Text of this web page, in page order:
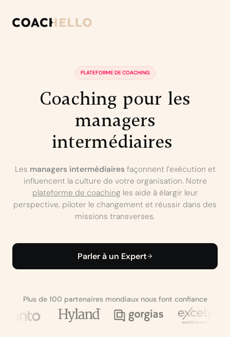
PLATEFORME DE COACHING
Coaching pour les
managers
intermédiaires
Les managers intermédiairesfaçonnent l’exécution et
influencent la culture de votre organisation. Notre
plateforme de coaching les aide à élargir leur
perspective, piloter le changement et réussir dans des
missions transverses.
Parler à un Expert
Plus de 100 partenaires mondiaux nous font confiance